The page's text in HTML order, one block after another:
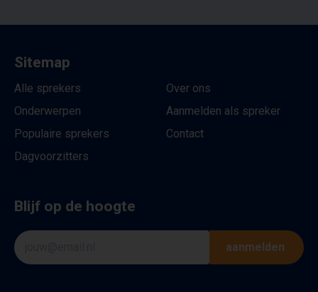
Sitemap
Alle sprekers
Onderwerpen
Populaire sprekers
Dagvoorzitters
Over ons
Aanmelden als spreker
Contact
Blijf op de hoogte
aanmelden